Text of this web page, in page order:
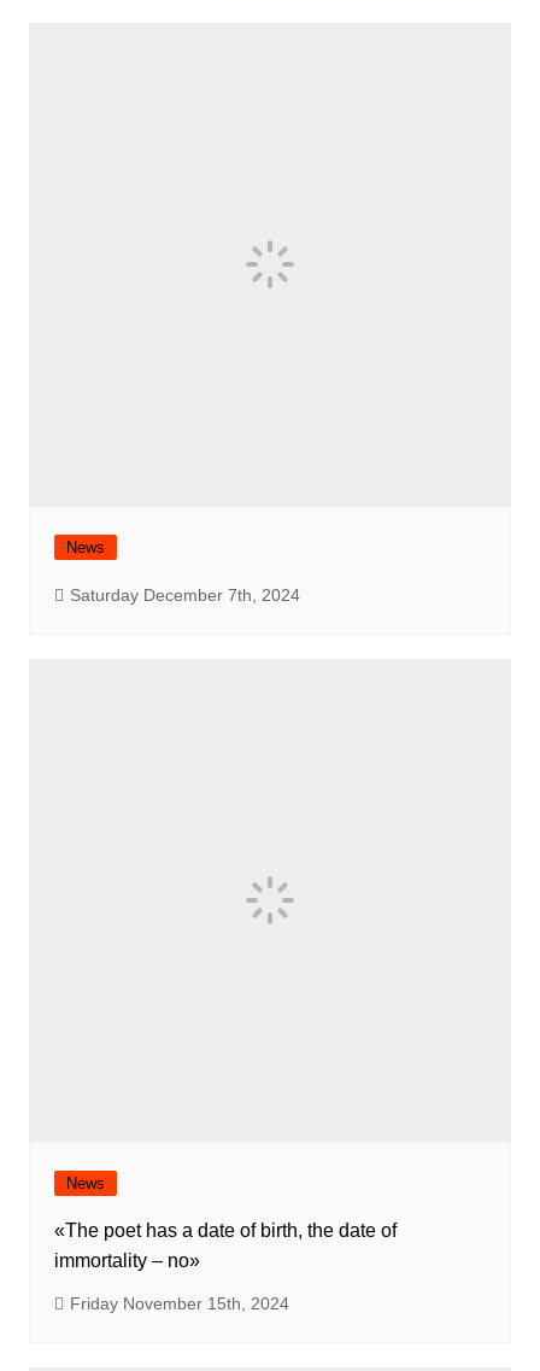
News
Saturday December 7th, 2024
News
«The poet has a date of birth, the date of
immortality – no»
Friday November 15th, 2024